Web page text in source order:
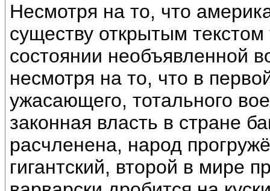
Несмотря на то, что
существу открытым
состоянии необъявленной
несмотря на то, что в
ужасающего, тотального
законная власть в стране
расчленена, народ
гигантский, второй в мире